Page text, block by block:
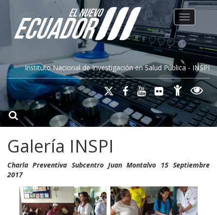
Instituto Nacional de Investigación en Salud Pública - INSPI
Toggle
Galería INSPI
Charla Preventiva Subcentro Juan Montalvo 15 Septiembre
2017